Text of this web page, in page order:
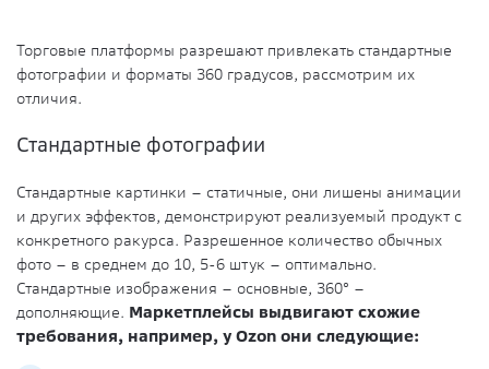
Торговые платформы разрешают привлекать стандартные
фотографии и форматы 360 градусов, рассмотрим их
отличия.
Стандартные фотографии
Стандартные картинки – статичные, они лишены анимации
и других эффектов, демонстрируют реализуемый продукт с
конкретного ракурса. Разрешенное количество обычных
фото – в среднем до 10, 5-6 штук – оптимально.
Стандартные изображения – основные, 360° –
дополняющие. Маркетплейсы выдвигают схожие
требования, например, у Ozon они следующие: